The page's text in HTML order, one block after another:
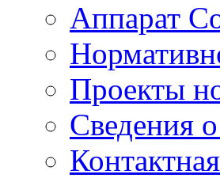
Аппарат
Проекты
Сведения